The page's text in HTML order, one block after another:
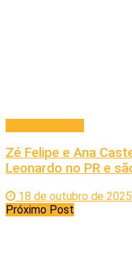
Zé Felipe e Ana
Leonardo no PR e
18 de outubro de 2025
Próximo Post